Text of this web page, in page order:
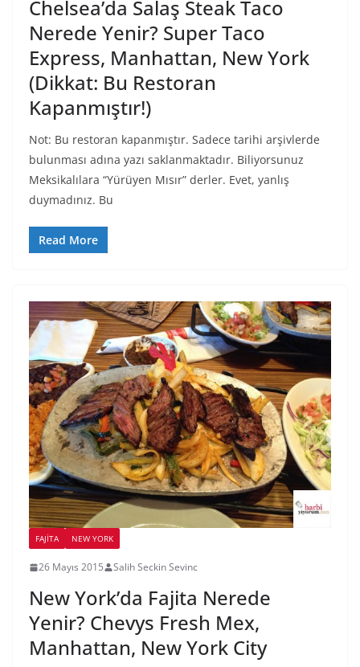
Chelsea’da Salaş Steak Taco
Nerede Yenir? Super Taco
Express, Manhattan, New York
(Dikkat: Bu Restoran
Kapanmıştır!)
Not: Bu restoran kapanmıştır. Sadece tarihi arşivlerde
bulunması adına yazı saklanmaktadır. Biliyorsunuz
Meksikalılara “Yürüyen Mısır” derler. Evet, yanlış
duymadınız. Bu
Read More
FAJITA NEW YORK
26 Mayıs 2015 Salih Seckin Sevinc
New York’da Fajita Nerede
Yenir? Chevys Fresh Mex,
Manhattan, New York City